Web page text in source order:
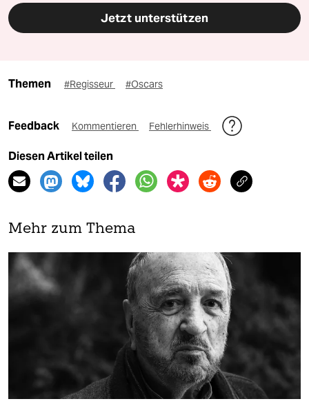
Jetzt unterstützen
Themen #Regisseur #Oscars
Feedback Kommentieren Fehlerhinweis
Diesen Artikel teilen
Mehr zum Thema